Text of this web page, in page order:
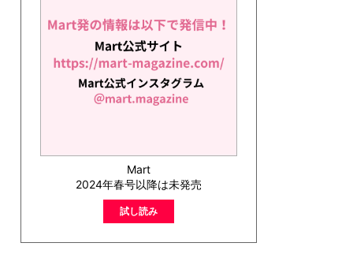
Mart
2024年春号以降は未発売
試し読み